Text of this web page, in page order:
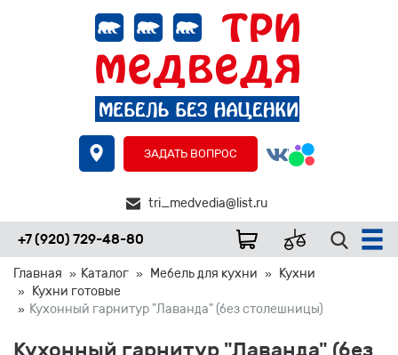
ЗАДАТЬ ВОПРОС
tri_medvedia@list.ru
+7 (920) 729-48-80
Главная Каталог Мебель для кухни
Кухни
Кухни готовые
Кухонный гарнитур "Лаванда" (без столешницы)
Кухонный гарнитур "Лаванда" (без